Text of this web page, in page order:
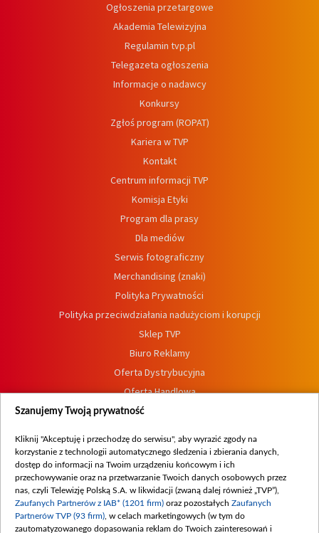
Ogłoszenia przetargowe
Akademia Telewizyjna
Regulamin tvp.pl
Telegazeta ogłoszenia
Informacje o nadawcy
Konkursy
Zgłoś program (ROPAT)
Kariera w TVP
Kontakt
Centrum informacji TVP
Komisja Etyki
Program dla prasy
Dla mediów
Serwis fotograficzny
Merchandising (znaki)
Polityka Prywatności
Polityka przeciwdziałania nadużyciom i korupcji
Sklep TVP
Biuro Reklamy
Oferta Dystrybucyjna
Oferta Handlowa
Dostępność
Procedura zgłoszeń wewnętrznych
Szanujemy Twoją prywatność
Kliknij "Akceptuję i przechodzę do serwisu", aby wyrazić zgody na
korzystanie z technologii automatycznego śledzenia i zbierania danych,
dostęp do informacji na Twoim urządzeniu końcowym i ich
przechowywanie oraz na przetwarzanie Twoich danych osobowych przez
nas, czyli Telewizję Polską S.A. w likwidacji (zwaną dalej również „TVP”),
Zaufanych Partnerów z IAB* (1201 firm) oraz pozostałych Zaufanych
Partnerów TVP (93 firm) , w celach marketingowych (w tym do
zautomatyzowanego dopasowania reklam do Twoich zainteresowań i